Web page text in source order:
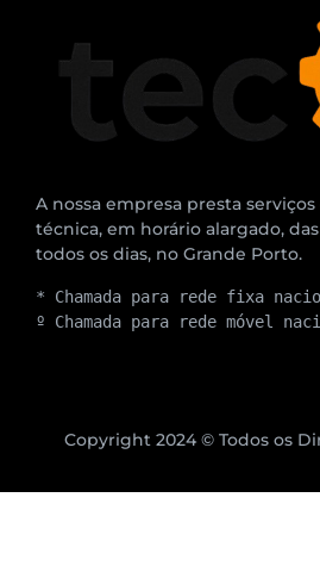
A nossa empresa presta
técnica, em horário alargado, das
todos os dias, no Grande Porto.
* Chamada para rede fixa
º Chamada para rede móvel
Copyright 2024 © Todos os